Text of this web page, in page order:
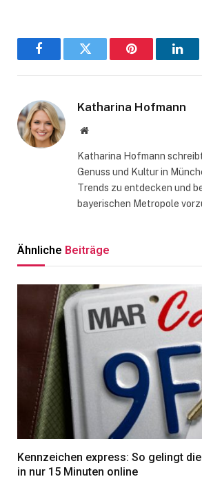
FacebookTwitter Pinterest
Katharina Hofmann
Website
Katharina Hofmann
Genuss und Kultur in
Trends zu entdecken und
bayerischen Metropole
Ähnliche Beiträge
Kennzeichen express: So gelingt
in nur 15 Minuten online